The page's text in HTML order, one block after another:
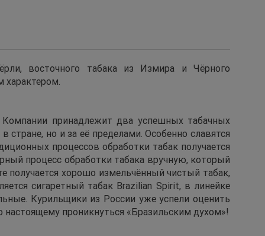
восточного табака из Измира и Чёрного
Компании принадлежит два успешных табачных
стране, но и за её пределами. Особенно славятся
процессов обработки табак получается
процесс обработки табака вручную, который
получается хорошо измельчённый чистый табак,
сигаретный табак Brazilian Spirit, в линейке
Курильщики из России уже успели оценить
настоящему проникнуться «Бразильским духом»!